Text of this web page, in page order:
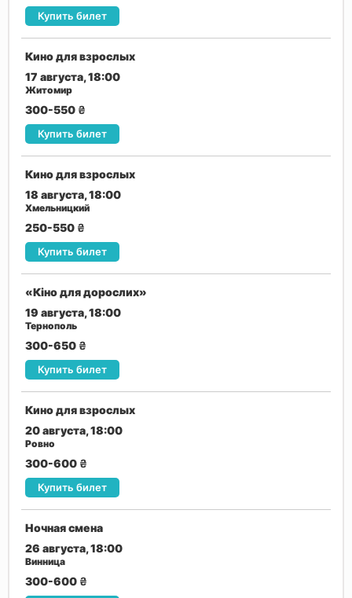
Купить билет
Кино для взрослых
17 августа, 18:00
Житомир
300-550 ₴
Купить билет
Кино для взрослых
18 августа, 18:00
Хмельницкий
250-550 ₴
Купить билет
«Кіно для дорослих»
19 августа, 18:00
Тернополь
300-650 ₴
Купить билет
Кино для взрослых
20 августа, 18:00
Ровно
300-600 ₴
Купить билет
Ночная смена
26 августа, 18:00
Винница
300-600 ₴